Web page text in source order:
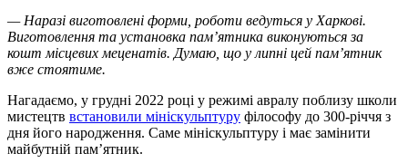
— Наразі виготовлені форми, роботи ведуться у Харкові.
Виготовлення та установка пам’ятника виконуються за
кошт місцевих меценатів. Думаю, що у липні цей пам’ятник
вже стоятиме.
Нагадаємо, у грудні 2022 році у режимі авралу поблизу школи
мистецтв встановили мініскульптуру філософу до 300-річчя з
дня його народження. Саме мініскульптуру і має замінити
майбутній пам’ятник.